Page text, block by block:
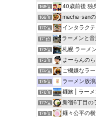
168位 40歳前後 独
169位 macha-sanの
170位 インタラク
171位 ラーメンと音
172位 札幌 ラーメ
173位 まーちんの
174位 ご機嫌なラ
175位 ラーメン放
176位 麺旅 | ラー
177位 新宿6丁目の
178位 麺々公平の